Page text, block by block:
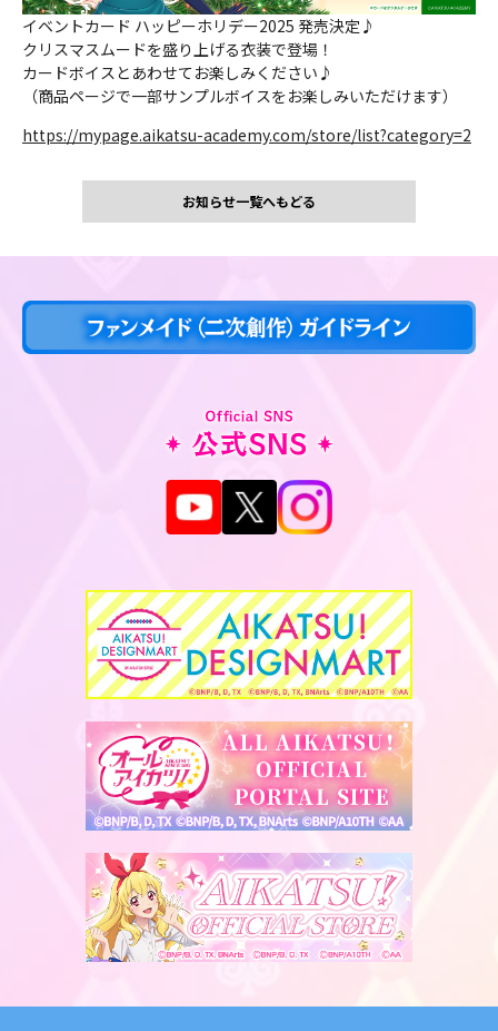
イベントカード ハッピーホリデー2025 発売決定♪
クリスマスムードを盛り上げる衣装で登場！
カードボイスとあわせてお楽しみください♪
（商品ページで一部サンプルボイスをお楽しみいただけます）
https://mypage.aikatsu-academy.com/store/list?category=2
お知らせ一覧へもどる